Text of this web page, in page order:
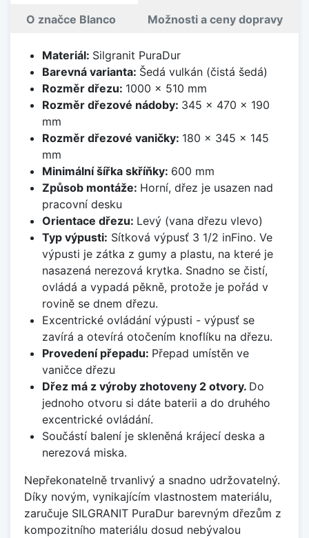
O značce Blanco Možnosti a ceny dopravy
Materiál: Silgranit PuraDur
Barevná varianta: Šedá vulkán (čistá šedá)
Rozměr dřezu: 1000 x 510 mm
Rozměr dřezové nádoby: 345 x 470 x 190
mm
Rozměr dřezové vaničky: 180 x 345 x 145
mm
Minimální šířka skříňky: 600 mm
Způsob montáže: Horní, dřez je usazen nad
pracovní desku
Orientace dřezu: Levý (vana dřezu vlevo)
Typ výpusti: Sítková výpusť 3 1/2 inFino. Ve
výpusti je zátka z gumy a plastu, na které je
nasazená nerezová krytka. Snadno se čistí,
ovládá a vypadá pěkně, protože je pořád v
rovině se dnem dřezu.
Excentrické ovládání výpusti - výpusť se
zavírá a otevírá otočením knoflíku na dřezu.
Provedení přepadu: Přepad umístěn ve
vaničce dřezu
Dřez má z výroby zhotoveny 2 otvory. Do
jednoho otvoru si dáte baterii a do druhého
excentrické ovládání.
Součástí balení je skleněná krájecí deska a
nerezová miska.
Nepřekonatelně trvanlivý a snadno udržovatelný.
Díky novým, vynikajícím vlastnostem materiálu,
zaručuje SILGRANIT PuraDur barevným dřezům z
kompozitního materiálu dosud nebývalou